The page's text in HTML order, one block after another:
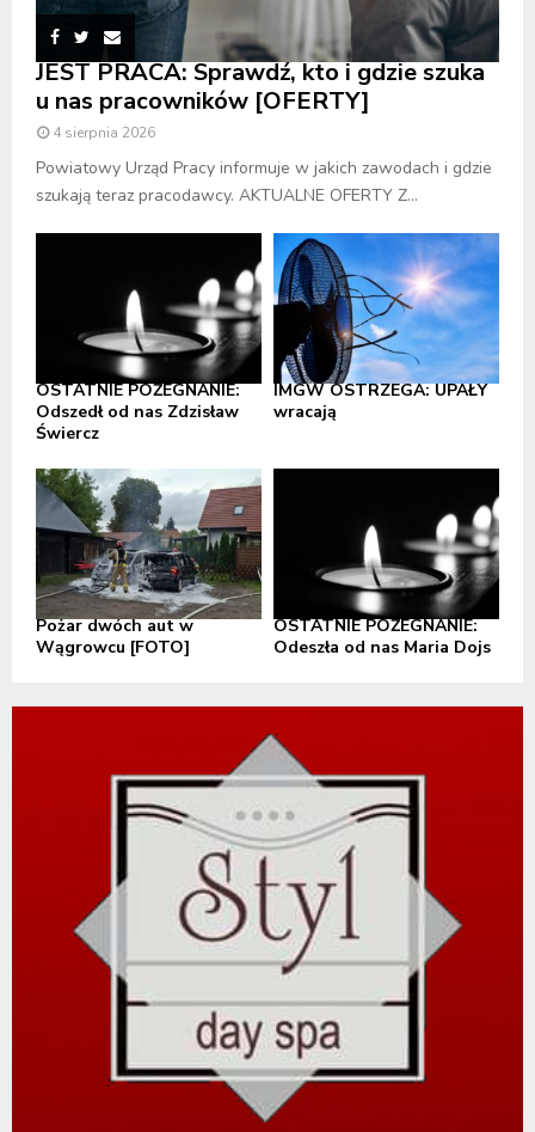
JEST PRACA: Sprawdź, kto i gdzie szuka
u nas pracowników [OFERTY]
4 sierpnia 2026
Powiatowy Urząd Pracy informuje w jakich zawodach i gdzie
szukają teraz pracodawcy. AKTUALNE OFERTY Z...
OSTATNIE POŻEGNANIE:
Odszedł od nas Zdzisław
Świercz
IMGW OSTRZEGA: UPAŁY
wracają
Pożar dwóch aut w
Wągrowcu [FOTO]
OSTATNIE POŻEGNANIE:
Odeszła od nas Maria Dojs